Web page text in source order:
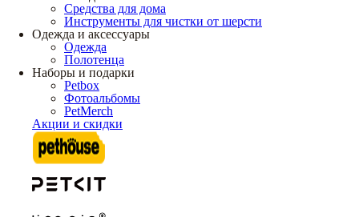
Средства для дома
Инструменты для чистки от шерсти
Одежда и аксессуары
Одежда
Полотенца
Наборы и подарки
Petbox
Фотоальбомы
PetMerch
Акции и скидки